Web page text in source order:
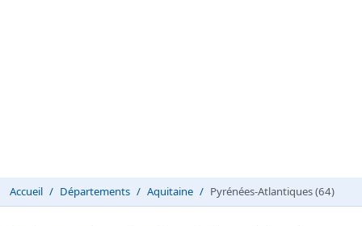
Accueil Départements Aquitaine Pyrénées-Atlantiques (64)